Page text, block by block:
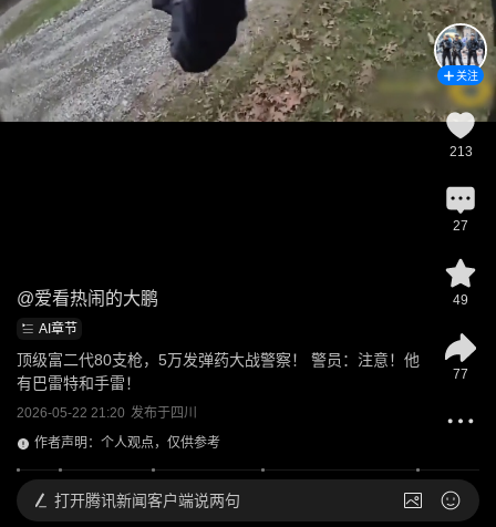
@爱看热闹的大鹏
AI章节
顶级富二代80支枪，5万发弹药大战警察！ 警员：注意！他
有巴雷特和手雷！
2026-05-22 21:20 发布于四川
作者声明：个人观点，仅供参考
关注
213
27
49
77
打开腾讯新闻客户端说两句